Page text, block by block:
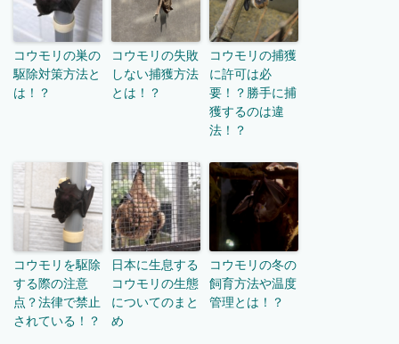
コウモリの巣の
駆除対策方法と
は！？
コウモリの失敗
しない捕獲方法
とは！？
コウモリの捕獲
に許可は必
要！？勝手に捕
獲するのは違
法！？
コウモリを駆除
する際の注意
点？法律で禁止
されている！？
日本に生息する
コウモリの生態
についてのまと
め
コウモリの冬の
飼育方法や温度
管理とは！？